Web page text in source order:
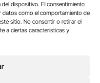
dispositivo. El consentimiento
datos como el comportamiento de
sitio. No consentir o retirar el
a ciertas características y